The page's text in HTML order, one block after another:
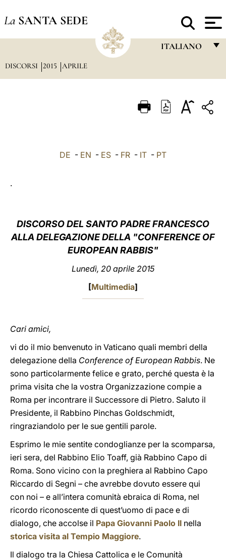
La SANTA SEDE
ITALIANO
ITALIANO
中文
LATINE
DISCORSI 2015 APRILE
DE - EN - ES - FR - IT - PT
.
DISCORSO DEL SANTO PADRE FRANCESCO
ALLA DELEGAZIONE DELLA "CONFERENCE OF
EUROPEAN RABBIS"
Lunedì, 20 aprile 2015
[Multimedia]
Cari amici,
vi do il mio benvenuto in Vaticano quali membri della
delegazione della Conference of European Rabbis. Ne
sono particolarmente felice e grato, perché questa è la
prima visita che la vostra Organizzazione compie a
Roma per incontrare il Successore di Pietro. Saluto il
Presidente, il Rabbino Pinchas Goldschmidt,
ringraziandolo per le sue gentili parole.
Esprimo le mie sentite condoglianze per la scomparsa,
ieri sera, del Rabbino Elio Toaff, già Rabbino Capo di
Roma. Sono vicino con la preghiera al Rabbino Capo
Riccardo di Segni – che avrebbe dovuto essere qui
con noi – e all’intera comunità ebraica di Roma, nel
ricordo riconoscente di quest’uomo di pace e di
dialogo, che accolse il Papa Giovanni Paolo II nella
storica visita al Tempio Maggiore.
Il dialogo tra la Chiesa Cattolica e le Comunità